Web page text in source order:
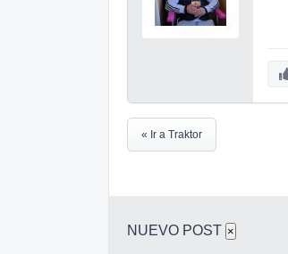
« Ir a Traktor
NUEVO POST ×